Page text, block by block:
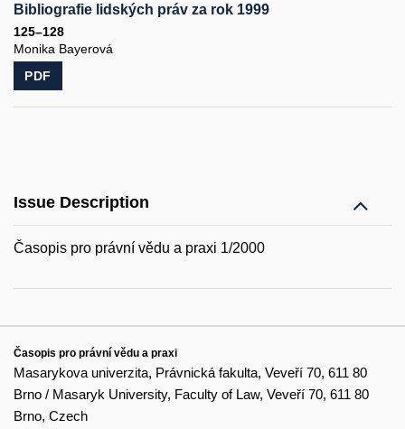
Bibliografie lidských práv za rok 1999
125–128
Monika Bayerová
PDF
Issue Description
Časopis pro právní vědu a praxi 1/2000
Časopis pro právní vědu a praxi
Masarykova univerzita, Právnická fakulta, Veveří 70, 611 80
Brno / Masaryk University, Faculty of Law, Veveří 70, 611 80
Brno, Czech